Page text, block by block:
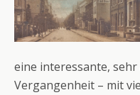
eine interessante,
Vergangenheit – mit